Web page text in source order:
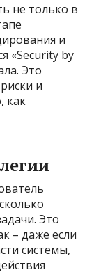
не только в
и
«Security by
Это
и
как
Это
– даже если
системы,